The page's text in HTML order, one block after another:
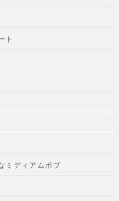
ト
ミディアムボブ